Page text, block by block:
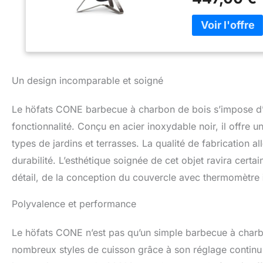
équipé d'une
surface totale
thermomètre
barbecue, par
OPTIONNELS :
housse de
froides et les
propre. A
fabriqués avec
höfats, pour
Un design incomparable et soigné
Le höfats CONE barbecue à charbon de bois s’impose
fonctionnalité. Conçu en acier inoxydable noir, il offre
types de jardins et terrasses. La qualité de fabrication
durabilité. L’esthétique soignée de cet objet ravira
détail, de la conception du couvercle avec
Polyvalence et performance
Le höfats CONE n’est pas qu’un simple barbecue à
nombreux styles de cuisson grâce à son réglage